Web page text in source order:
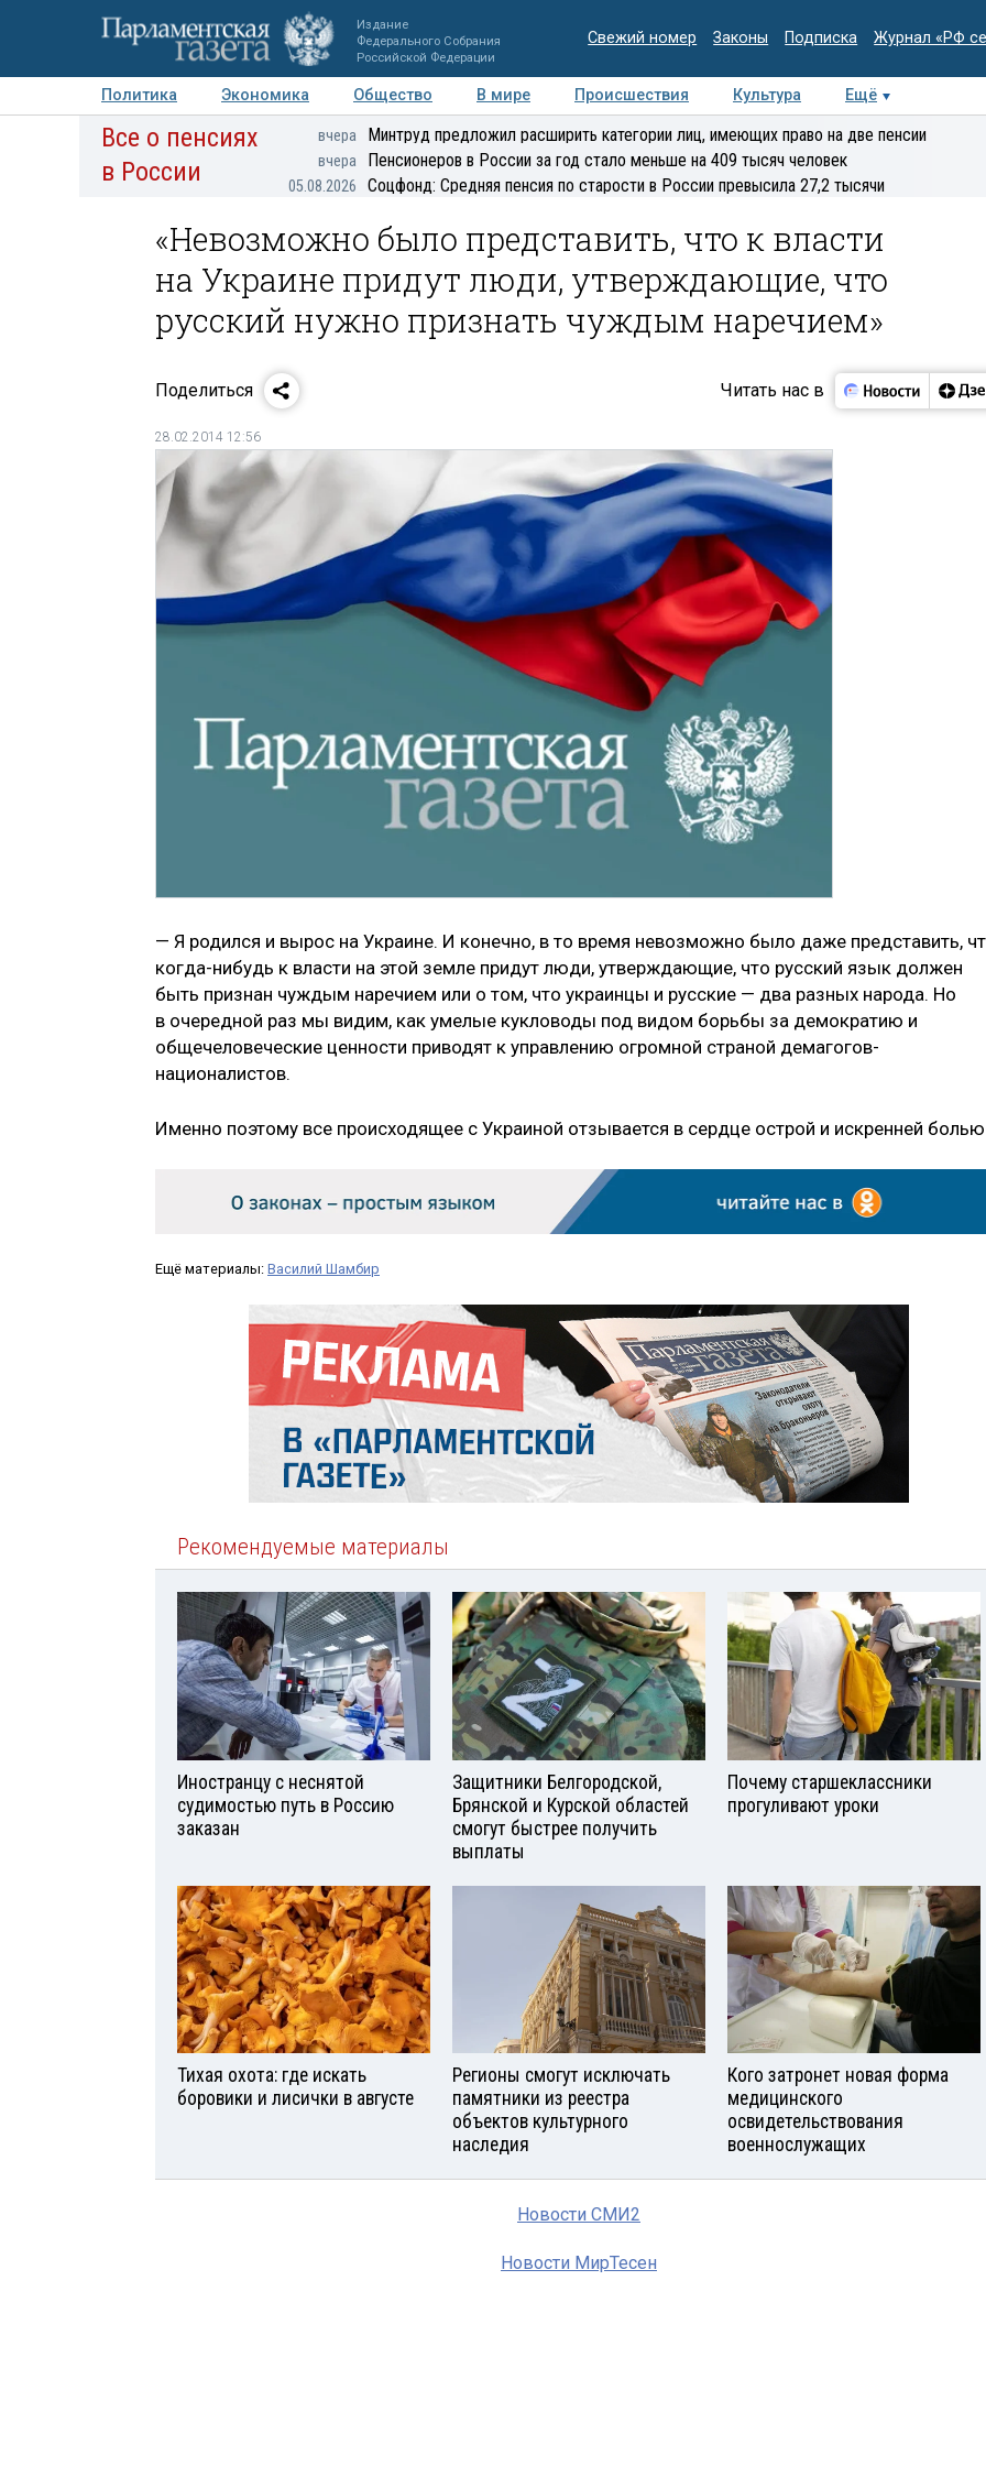
Издание
Федерального Собрания
Российской Федерации
Свежий номер Законы Подписка Журнал «РФ
Политика Экономика Общество В мире Происшествия Культура
Ещё
Авторы Персоны Мнения Регионы Медиацентр Интервью Колумнисты
Все о пенсиях
в России
вчера Минтруд предложил расширить категории лиц, имеющих право на две пенсии
вчера Пенсионеров в России за год стало меньше на 409 тысяч человек
05.08.2026 Соцфонд: Средняя пенсия по старости в России превысила 27,2 тысячи
«Невозможно было представить, что к власти
на Украине придут люди, утверждающие, что
русский нужно признать чуждым наречием»
Поделиться Читать нас в
28.02.2014 12:56
— Я родился и вырос на Украине. И конечно, в то время невозможно было даже представить,
когда-нибудь к власти на этой земле придут люди, утверждающие, что русский язык должен
быть признан чуждым наречием или о том, что украинцы и русские — два разных народа. Но
в очередной раз мы видим, как умелые кукловоды под видом борьбы за демократию и
общечеловеческие ценности приводят к управлению огромной страной демагогов-
националистов.
Именно поэтому все происходящее с Украиной отзывается в сердце острой и искренней
Ещё материалы: Василий Шамбир
Рекомендуемые материалы
Иностранцу с неснятой
судимостью путь в Россию
заказан
Защитники Белгородской,
Брянской и Курской областей
смогут быстрее получить
выплаты
Почему старшеклассники
прогуливают уроки
Тихая охота: где искать
боровики и лисички в августе
Регионы смогут исключать
памятники из реестра
объектов культурного
наследия
Кого затронет новая форма
медицинского
освидетельствования
военнослужащих
Новости СМИ2
Новости МирТесен